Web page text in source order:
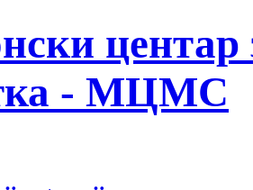
центар
- МЦМС